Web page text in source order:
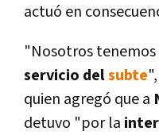
actuó en
"Nosotros tenemos
servicio delsubte
quien agregó que a
detuvo "por la